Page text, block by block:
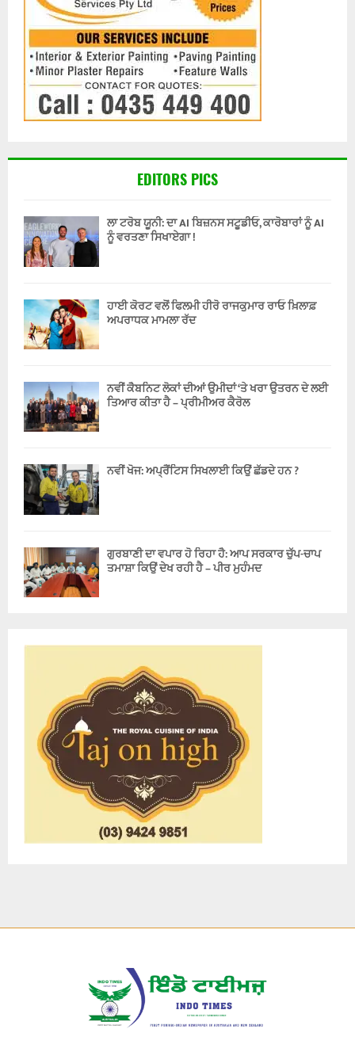
EDITORS PICS
ਲਾ ਟਰੋਬ ਯੂਨੀ: ਦਾ AI ਬਿਜ਼ਨਸ ਸਟੂਡੀਓ, ਕਾਰੋਬਾਰਾਂ ਨੂੰ AI
ਨੂੰ ਵਰਤਣਾ ਸਿਖਾਏਗਾ !
ਹਾਈ ਕੋਰਟ ਵਲੋਂ ਫਿਲਮੀ ਹੀਰੋ ਰਾਜਕੁਮਾਰ ਰਾਓ ਖ਼ਿਲਾਫ਼
ਅਪਰਾਧਕ ਮਾਮਲਾ ਰੱਦ
ਨਵੀਂ ਕੈਬਨਿਟ ਲੋਕਾਂ ਦੀਆਂ ਉਮੀਦਾਂ ‘ਤੇ ਖਰਾ ਉਤਰਨ ਦੇ ਲਈ
ਤਿਆਰ ਕੀਤਾ ਹੈ – ਪ੍ਰੀਮੀਅਰ ਕੈਰੋਲ
ਨਵੀਂ ਖੋਜ: ਅਪ੍ਰੈਂਟਿਸ ਸਿਖਲਾਈ ਕਿਉਂ ਛੱਡਦੇ ਹਨ ?
ਗੁਰਬਾਣੀ ਦਾ ਵਪਾਰ ਹੋ ਰਿਹਾ ਹੈ: ਆਪ ਸਰਕਾਰ ਚੁੱਪ-ਚਾਪ
ਤਮਾਸ਼ਾ ਕਿਉਂ ਦੇਖ ਰਹੀ ਹੈ – ਪੀਰ ਮੁਹੰਮਦ